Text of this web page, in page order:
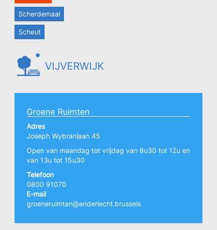
Scherdemaal
Scheut
VIJVERWIJK
Groene Ruimten
Adres
Joseph Wybranlaan 45
Open van maandag tot vrijdag van 8u30 tot 12u en
van 13u tot 15u30
Telefoon
0800 91070
E-mail
groeneruimten@anderlecht.brussels